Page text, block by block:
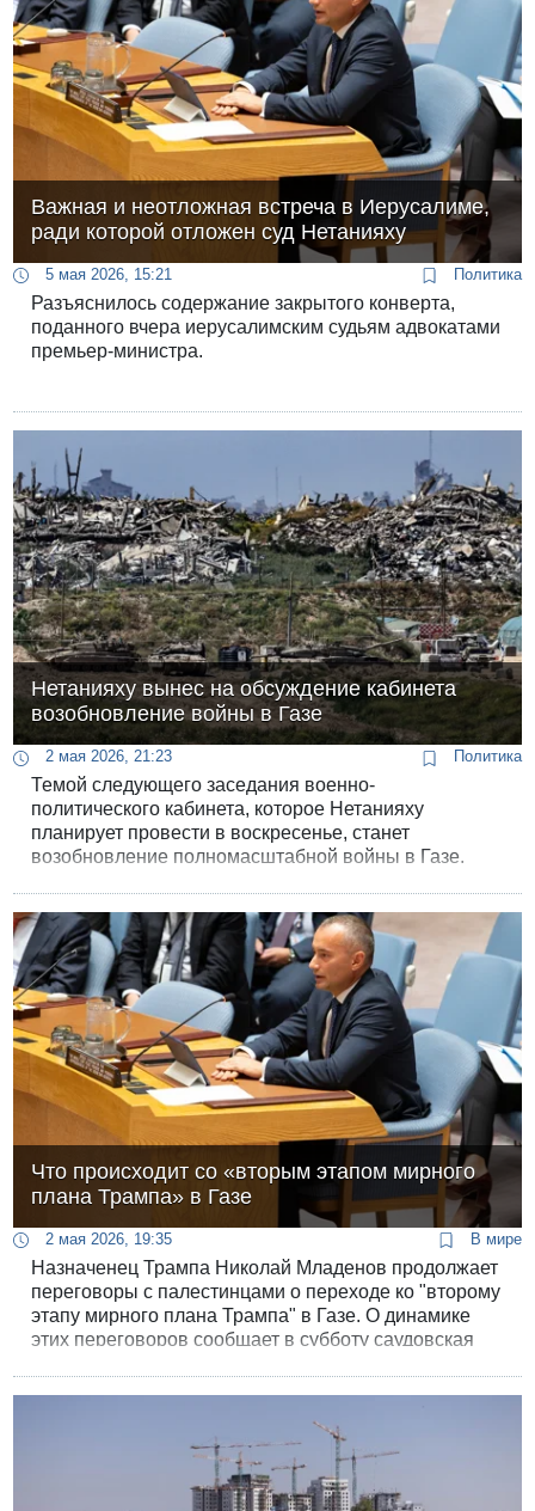
Важная и неотложная встреча в Иерусалиме,
ради которой отложен суд Нетанияху
5 мая 2026, 15:21 Политика
Разъяснилось содержание закрытого конверта,
поданного вчера иерусалимским судьям адвокатами
премьер-министра.
Нетанияху вынес на обсуждение кабинета
возобновление войны в Газе
2 мая 2026, 21:23 Политика
Темой следующего заседания военно-
политического кабинета, которое Нетанияху
планирует провести в воскресенье, станет
возобновление полномасштабной войны в Газе,
Что происходит со «вторым этапом мирного
плана Трампа» в Газе
2 мая 2026, 19:35 В мире
Назначенец Трампа Николай Младенов продолжает
переговоры с палестинцами о переходе ко "второму
этапу мирного плана Трампа" в Газе. О динамике
этих переговоров сообщает в субботу саудовская